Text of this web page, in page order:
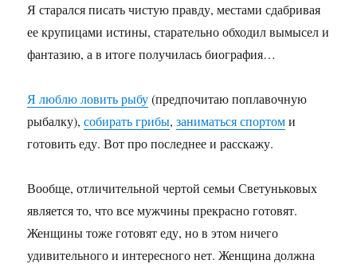
Я старался писать чистую правду, местами сдабривая
ее крупицами истины, старательно обходил вымысел и
фантазию, а в итоге получилась биография…
Я люблю ловить рыбу(предпочитаю поплавочную
рыбалку),собирать грибы,заниматься спортоми
готовить еду. Вот про последнее и расскажу.
Вообще, отличительной чертой семьи Светуньковых
является то, что все мужчины прекрасно готовят.
Женщины тоже готовят еду, но в этом ничего
удивительного и интересного нет. Женщина должна